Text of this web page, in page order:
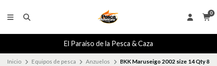
0
El Paraiso de la Pesca & Caza
Inicio Equipos de pesca Anzuelos BKK Maruseigo 2002 size 14 Qty 8